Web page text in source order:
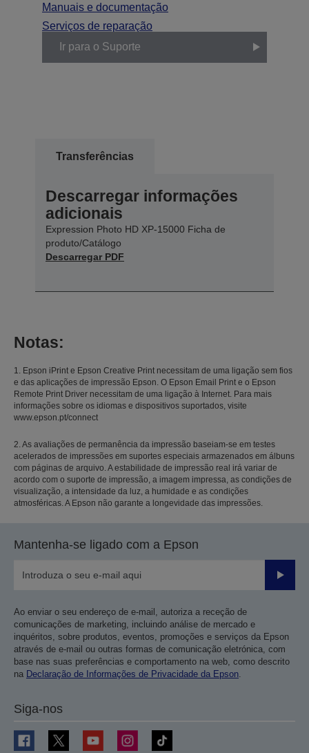
Manuais e documentação
Serviços de reparação
Ir para o Suporte
Transferências
Descarregar informações
adicionais
Expression Photo HD XP-15000 Ficha de
produto/Catálogo
Descarregar PDF
Notas:
1. Epson iPrint e Epson Creative Print necessitam de uma ligação sem fios
e das aplicações de impressão Epson. O Epson Email Print e o Epson
Remote Print Driver necessitam de uma ligação à Internet. Para mais
informações sobre os idiomas e dispositivos suportados, visite
www.epson.pt/connect
2. As avaliações de permanência da impressão baseiam-se em testes
acelerados de impressões em suportes especiais armazenados em álbuns
com páginas de arquivo. A estabilidade de impressão real irá variar de
acordo com o suporte de impressão, a imagem impressa, as condições de
visualização, a intensidade da luz, a humidade e as condições
atmosféricas. A Epson não garante a longevidade das impressões.
Mantenha-se ligado com a Epson
Enviar
Ao enviar o seu endereço de e-mail, autoriza a receção de
comunicações de marketing, incluindo análise de mercado e
inquéritos, sobre produtos, eventos, promoções e serviços da Epson
através de e-mail ou outras formas de comunicação eletrónica, com
base nas suas preferências e comportamento na web, como descrito
na Declaração de Informações de Privacidade da Epson
Siga-nos